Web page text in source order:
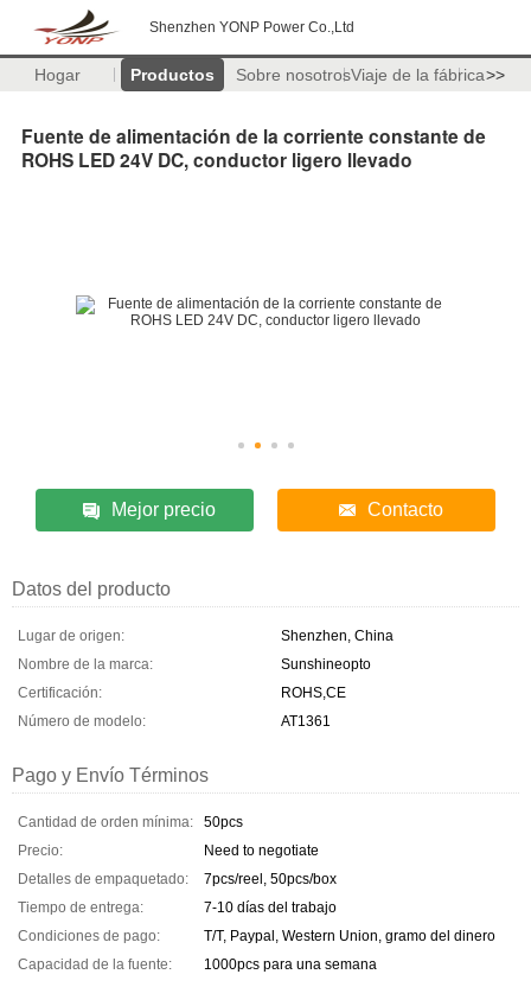
Shenzhen YONP Power Co.,Ltd
Hogar Productos Sobre nosotrosViaje de la fábrica>>
Fuente de alimentación de la corriente constante de
ROHS LED 24V DC, conductor ligero llevado
Mejor precio Contacto
Datos del producto
Lugar de origen:
Shenzhen, China
Nombre de la marca:
Sunshineopto
Certificación:
ROHS,CE
Número de modelo:
AT1361
Pago y Envío Términos
Cantidad de orden mínima:
50pcs
Precio:
Need to negotiate
Detalles de empaquetado:
7pcs/reel, 50pcs/box
Tiempo de entrega:
7-10 días del trabajo
Condiciones de pago:
T/T, Paypal, Western Union, gramo del dinero
Capacidad de la fuente:
1000pcs para una semana